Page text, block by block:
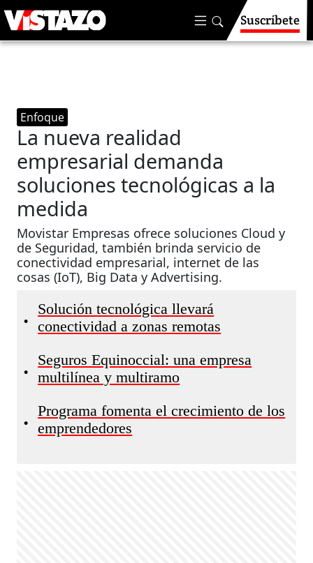
Suscríbete
Enfoque
La nueva realidad
empresarial demanda
soluciones tecnológicas a la
medida
Movistar Empresas ofrece soluciones Cloud y
de Seguridad, también brinda servicio de
conectividad empresarial, internet de las
cosas (IoT), Big Data y Advertising.
•
Solución tecnológica llevará
conectividad a zonas remotas
•
Seguros Equinoccial: una empresa
multilínea y multiramo
•
Programa fomenta el crecimiento de los
emprendedores